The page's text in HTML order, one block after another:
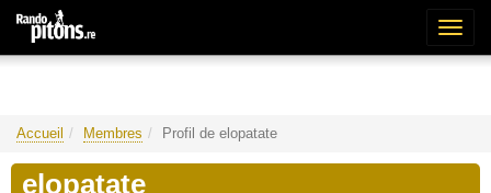
Accueil Membres Profil de elopatate
elopatate